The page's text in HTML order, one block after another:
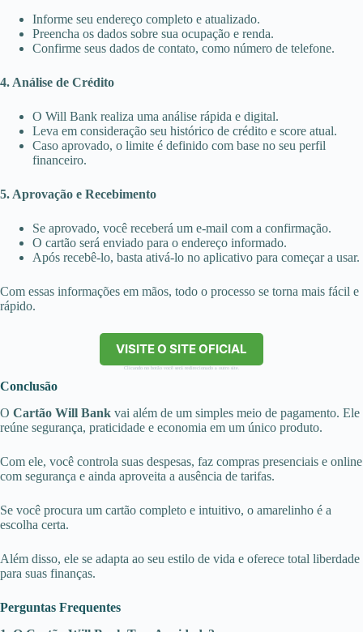
Informe seu endereço completo e atualizado.
Preencha os dados sobre sua ocupação e renda.
Confirme seus dados de contato, como número de telefone.
4. Análise de Crédito
O Will Bank realiza uma análise rápida e digital.
Leva em consideração seu histórico de crédito e score atual.
Caso aprovado, o limite é definido com base no seu perfil
financeiro.
5. Aprovação e Recebimento
Se aprovado, você receberá um e-mail com a confirmação.
O cartão será enviado para o endereço informado.
Após recebê-lo, basta ativá-lo no aplicativo para começar a usar.
Com essas informações em mãos, todo o processo se torna mais fácil e
rápido.
VISITE O SITE OFICIAL
Clicando no botão você será redirecionado a outro site.
Conclusão
O Cartão Will Bank vai além de um simples meio de pagamento. Ele
reúne segurança, praticidade e economia em um único produto.
Com ele, você controla suas despesas, faz compras presenciais e online
com segurança e ainda aproveita a ausência de tarifas.
Se você procura um cartão completo e intuitivo, o amarelinho é a
escolha certa.
Além disso, ele se adapta ao seu estilo de vida e oferece total liberdade
para suas finanças.
Perguntas Frequentes